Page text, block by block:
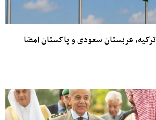
عربستان سعودی و پاکستان امضا